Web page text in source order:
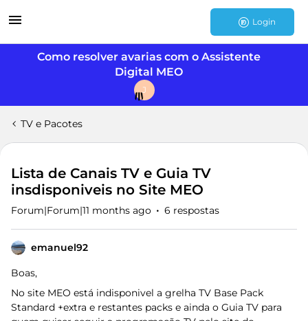
Login
Como resolver avarias com o Assistente
Digital MEO
J
TV e Pacotes
Lista de Canais TV e Guia TV
insdisponiveis no Site MEO
Forum|Forum|11 months ago 6 respostas
emanuel92
Boas,
No site MEO está indisponivel a grelha TV Base Pack
Standard +extra e restantes packs e ainda o Guia TV para